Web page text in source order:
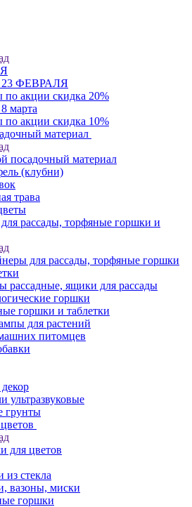
23 ФЕВРАЛЯ
по акции скидка 20%
марта
по акции скидка 10%
материал
посадочный материал
(клубни)
трава
рассады, торфяные горшки и
для рассады, торфяные горшки
рассадные, ящики для рассады
горшки
горшки и таблетки
для растений
питомцев
ультразвуковые
грунты
для цветов
из стекла
вазоны, миски
горшки